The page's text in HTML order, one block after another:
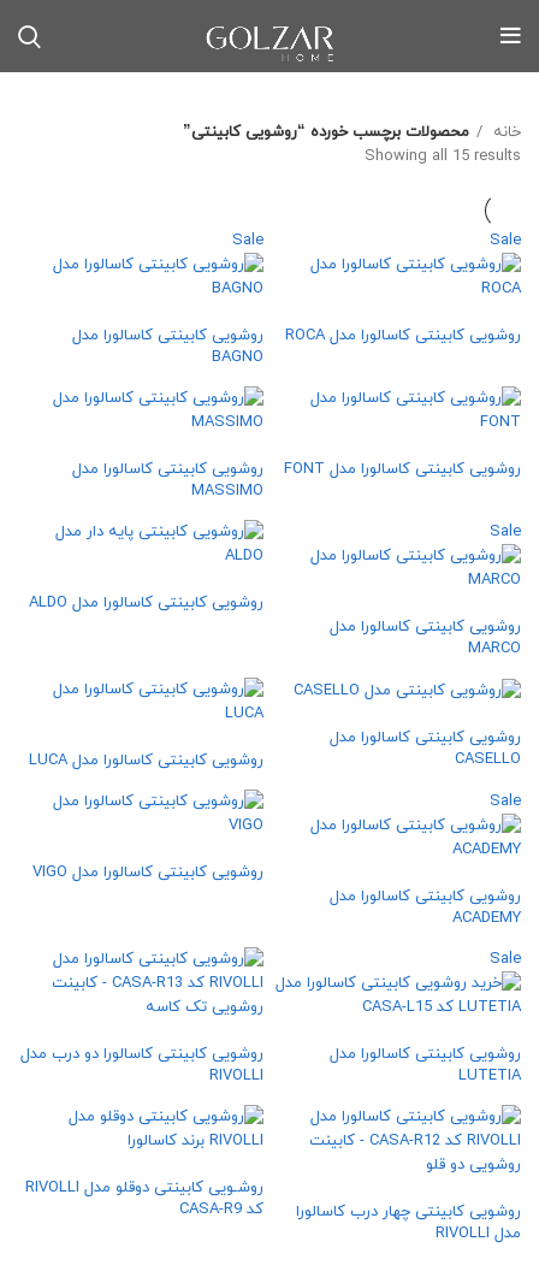
خانه
محصولات برچسب خورده “روشویی کابینتی”
Showing all 15 results
Sale
روشویی کابینتی کاسالورا مدل ROCA
Sale
روشویی کابینتی کاسالورا مدل
BAGNO
روشویی کابینتی کاسالورا مدل FONT
روشویی کابینتی کاسالورا مدل
MASSIMO
Sale
روشویی کابینتی کاسالورا مدل
MARCO
روشویی کابینتی کاسالورا مدل ALDO
روشویی کابینتی کاسالورا مدل
CASELLO
روشویی کابینتی کاسالورا مدل LUCA
Sale
روشویی کابینتی کاسالورا مدل
ACADEMY
روشویی کابینتی کاسالورا مدل VIGO
Sale
روشویی کابینتی کاسالورا مدل
LUTETIA
روشویی کابینتی کاسالورا دو درب مدل
RIVOLLI
روشویی کابینتی چهار درب کاسالورا
مدل RIVOLLI
روشـویی کابینتی دوقلو مدل RIVOLLI
کد CASA-R9